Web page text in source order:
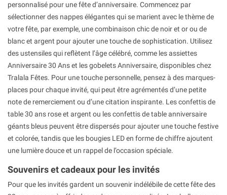
personnalisé pour une fête d’anniversaire. Commencez par
sélectionner des nappes élégantes qui se marient avec le thème de
votre fête, par exemple, une combinaison chic de noir et or ou de
blanc et argent pour ajouter une touche de sophistication. Utilisez
des ustensiles qui reflètent l’âge célébré, comme les assiettes
Anniversaire 30 Ans et les gobelets Anniversaire, disponibles chez
Tralala Fêtes. Pour une touche personnelle, pensez à des marques-
places pour chaque invité, qui peut être agrémentés d’une petite
note de remerciement ou d’une citation inspirante. Les confettis de
table 30 ans rose et argent ou les confettis de table anniversaire
géants bleus peuvent être dispersés pour ajouter une touche festive
et colorée, tandis que les bougies LED en forme de chiffre ajoutent
une lumière douce et un rappel de l’occasion spéciale.
Souvenirs et cadeaux pour les invités
Pour que les invités gardent un souvenir indélébile de cette fête des